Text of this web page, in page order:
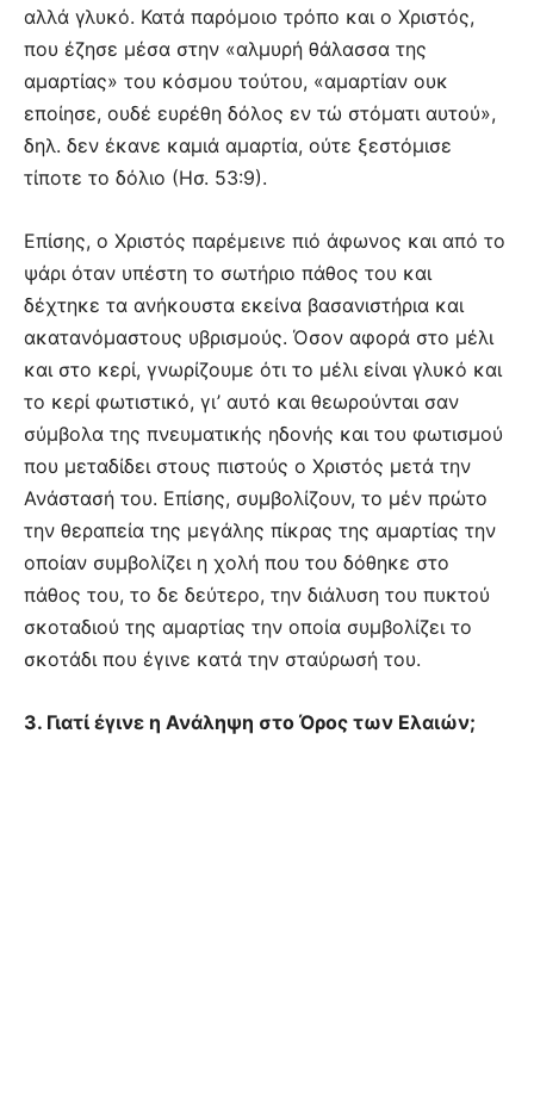
αλλά γλυκό. Κατά παρόμοιο τρόπο και ο Χριστός,
που έζησε μέσα στην «αλμυρή θάλασσα της
αμαρτίας» του κόσμου τούτου, «αμαρτίαν ουκ
εποίησε, ουδέ ευρέθη δόλος εν τώ στόματι αυτού»,
δηλ. δεν έκανε καμιά αμαρτία, ούτε ξεστόμισε
τίποτε το δόλιο (Ησ. 53:9).
Επίσης, ο Χριστός παρέμεινε πιό άφωνος και από το
ψάρι όταν υπέστη το σωτήριο πάθος του και
δέχτηκε τα ανήκουστα εκείνα βασανιστήρια και
ακατανόμαστους υβρισμούς. Όσον αφορά στο μέλι
και στο κερί, γνωρίζουμε ότι το μέλι είναι γλυκό και
το κερί φωτιστικό, γι’ αυτό και θεωρούνται σαν
σύμβολα της πνευματικής ηδονής και του φωτισμού
που μεταδίδει στους πιστούς ο Χριστός μετά την
Ανάστασή του. Επίσης, συμβολίζουν, το μέν πρώτο
την θεραπεία της μεγάλης πίκρας της αμαρτίας την
οποίαν συμβολίζει η χολή που του δόθηκε στο
πάθος του, το δε δεύτερο, την διάλυση του πυκτού
σκοταδιού της αμαρτίας την οποία συμβολίζει το
σκοτάδι που έγινε κατά την σταύρωσή του.
3. Γιατί έγινε η Ανάληψη στο Όρος των Ελαιών;